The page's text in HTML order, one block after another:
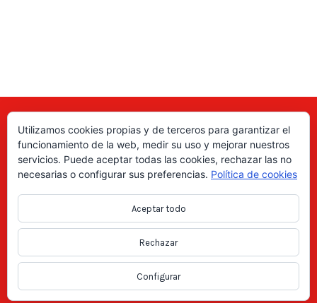
Aquí puede encontrar las direcciones de empresas, autónomos,
fabricantes locales, asociaciones, etc; de todo el país. ¡Valore sus
productos y servicios para ayudar a los usuarios a tomar la decisión
ofertas de trabajo y empleo que se anuncian en el directorio y
consiga trabajos según le interese, en los anuncios locales.
Copyright Directorio Mahico Soluciones © 2021. Todos los derechos
reservados -Aviso legal|Política de privacidad|Cookies
Utilizamos cookies propias y de terceros para garantizar el
funcionamiento de la web, medir su uso y mejorar nuestros
servicios. Puede aceptar todas las cookies, rechazar las no
necesarias o configurar sus preferencias. Política de cookies
Aceptar todo
Rechazar
Configurar